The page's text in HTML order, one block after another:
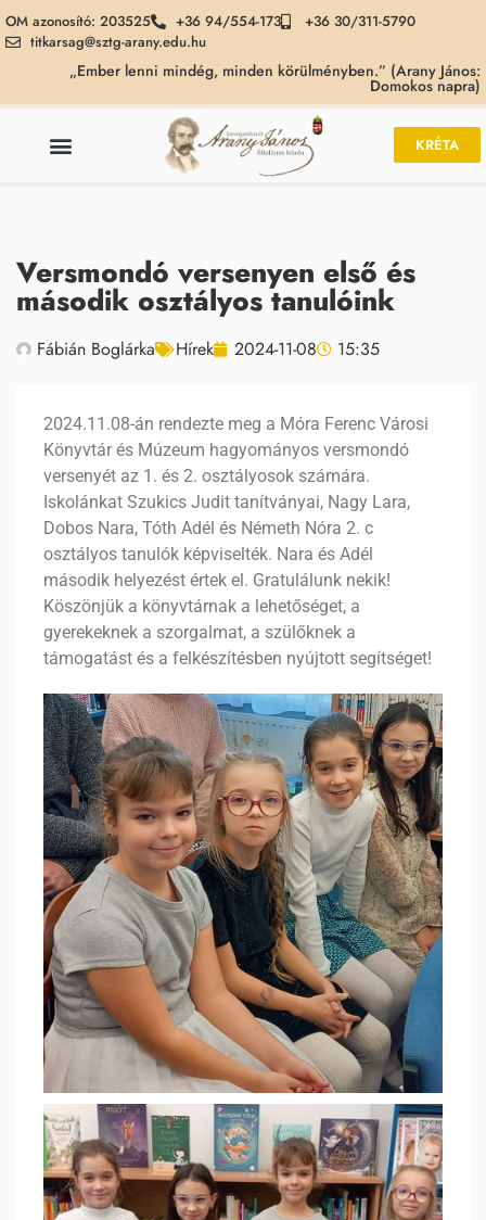
OM azonosító: 203525 +36 94/554-173
+36 30/311-5790
titkarsag@sztg-arany.edu.hu
„Ember lenni mindég, minden körülményben.” (Arany János:
Domokos napra)
KRÉTA
Versmondó versenyen első és
második osztályos tanulóink
Fábián Boglárka Hírek 2024-11-08 15:35
2024.11.08-án rendezte meg a Móra Ferenc Városi
Könyvtár és Múzeum hagyományos versmondó
versenyét az 1. és 2. osztályosok számára.
Iskolánkat Szukics Judit tanítványai, Nagy Lara,
Dobos Nara, Tóth Adél és Németh Nóra 2. c
osztályos tanulók képviselték. Nara és Adél
második helyezést értek el. Gratulálunk nekik!
Köszönjük a könyvtárnak a lehetőséget, a
gyerekeknek a szorgalmat, a szülőknek a
támogatást és a felkészítésben nyújtott segítséget!